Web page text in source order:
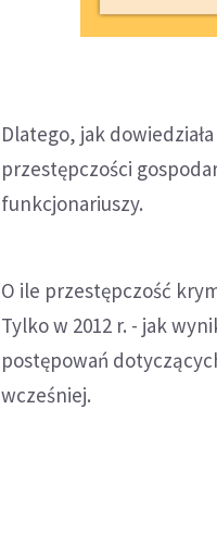
Dlatego, jak
przestępczości
funkcjonariuszy.
O ile przestępczość
Tylko w 2012 r. - jak
postępowań
wcześniej.